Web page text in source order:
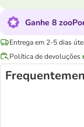
Ganhe 8
Entrega em 2-5 dias
Política de devoluções